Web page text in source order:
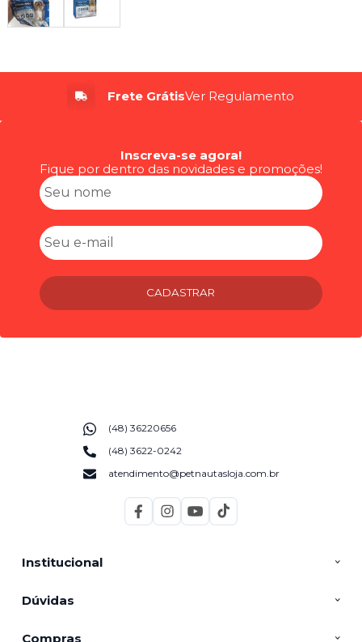
Até 6xSem Juros
Inscreva-se agora!
Fique por dentro das novidades e promoções!
CADASTRAR
Institucional
Dúvidas
Compras
(48) 36220656
(48) 3622-0242
atendimento@petnautasloja.com.br